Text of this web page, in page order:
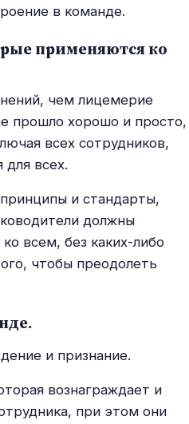
в команде.
применяются ко
чем лицемерие
прошло хорошо и просто,
всех сотрудников,
всех.
и стандарты,
должны
всем, без каких-либо
чтобы преодолеть
и признание.
вознаграждает и
при этом они